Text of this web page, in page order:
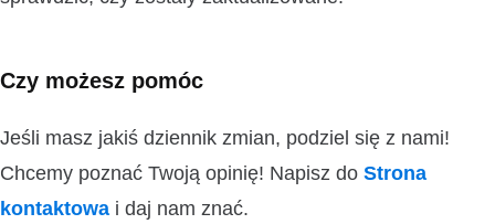
Czy możesz pomóc
Jeśli masz jakiś dziennik zmian, podziel się z nami!
Chcemy poznać Twoją opinię! Napisz do Strona
kontaktowa i daj nam znać.